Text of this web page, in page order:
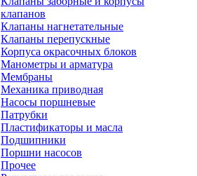
клапанов
Клапаны нагнетательные
Клапаны перепускные
Корпуса окрасочных блоков
Манометры и арматура
Мембраны
Механика приводная
Насосы поршневые
Патрубки
Пластификаторы и масла
Подшипники
Поршни насосов
Прочее